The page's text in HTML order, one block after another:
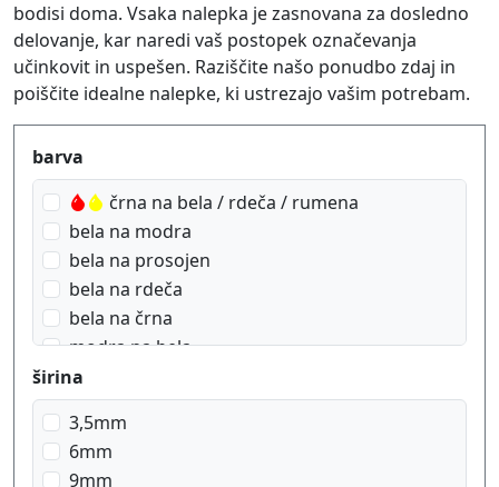
bodisi doma. Vsaka nalepka je zasnovana za dosledno
delovanje, kar naredi vaš postopek označevanja
učinkovit in uspešen. Raziščite našo ponudbo zdaj in
poiščite idealne nalepke, ki ustrezajo vašim potrebam.
Produktfilter
barva
črna na bela / rdeča / rumena
bela na modra
bela na prosojen
bela na rdeča
bela na črna
modra na bela
modra na prosojen
rdeča na bela
rdeča na prosojen
zlato na Roza
širina
3,5mm
6mm
9mm